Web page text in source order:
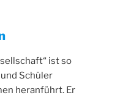
ist so
Schüler
heranführt. Er